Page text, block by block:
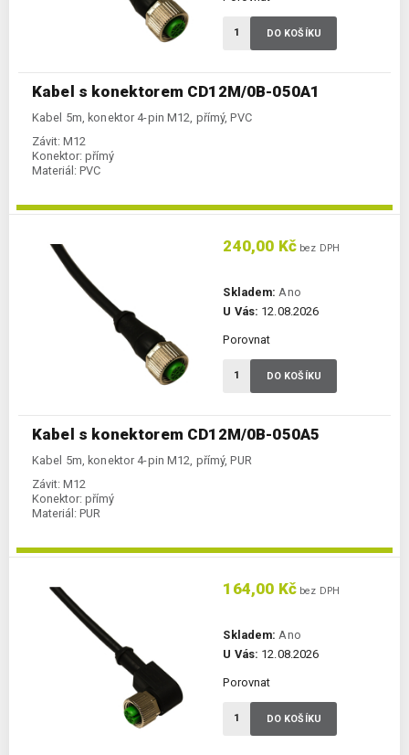
Kabel s konektorem CD12M/0B-050A1
Kabel 5m, konektor 4-pin M12, přímý, PVC
Závit: M12
Konektor: přímý
Materiál: PVC
DO KOŠÍKU
Kabel s konektorem CD12M/0B-050A5
Kabel 5m, konektor 4-pin M12, přímý, PUR
Závit: M12
Konektor: přímý
Materiál: PUR
240,00 Kč bez DPH
Skladem: Ano
U Vás: 12.08.2026
Porovnat
DO KOŠÍKU
164,00 Kč bez DPH
Skladem: Ano
U Vás: 12.08.2026
Porovnat
DO KOŠÍKU